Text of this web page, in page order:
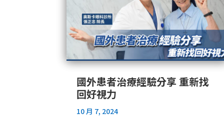
國外患者治療經驗分享 重新找
回好視力
10 月 7, 2024